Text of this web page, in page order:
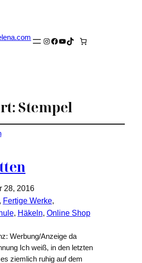
Instagram
Facebook
YouTube
TikTok
Stempel
28, 2016
, Fertige Werke
, Häkeln, Online Shop
Werbung/Anzeige da
Ich weiß, in den letzten
ziemlich ruhig auf dem